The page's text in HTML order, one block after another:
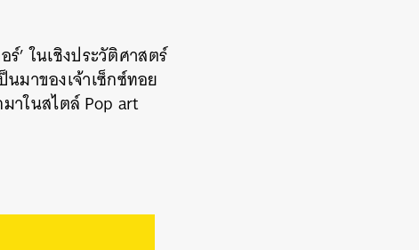
’ ในเชิงประวัติศาสตร์
นมาของเจ้าเซ็กซ์ทอย
าในสไตล์ Pop art